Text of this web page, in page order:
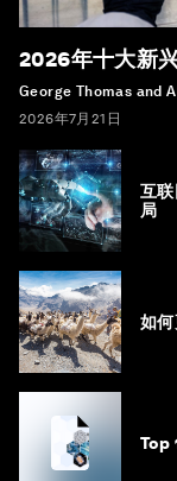
2026年十大新
George Thomas and
2026年7月21日
互
局
如
Top